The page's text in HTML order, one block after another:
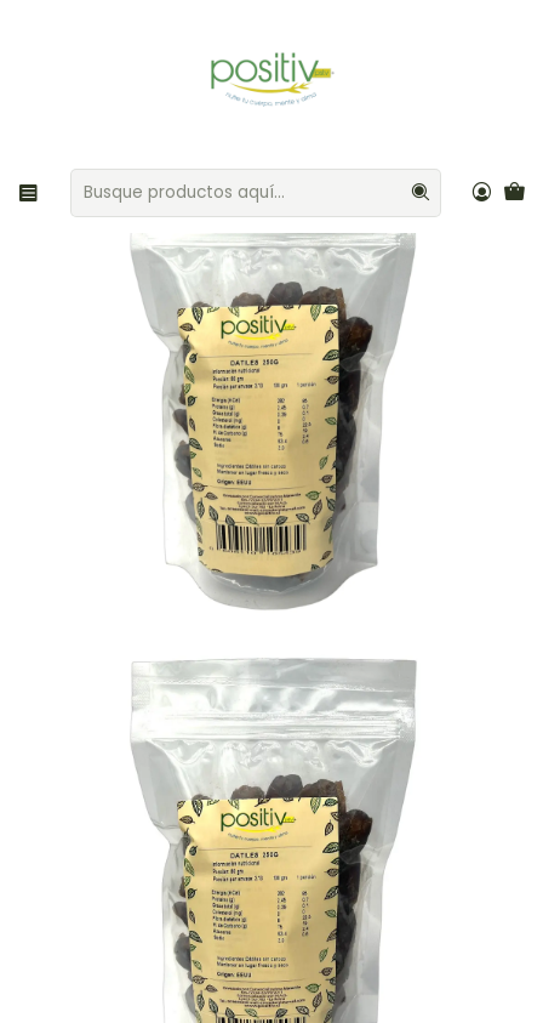
Frutos secos Dátiles 250gr Positiv